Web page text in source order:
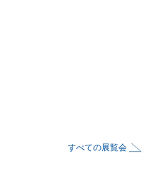
すべての展覧会